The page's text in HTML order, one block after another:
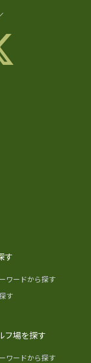
す
ワードから探す
す
フ場を探す
ワードから探す